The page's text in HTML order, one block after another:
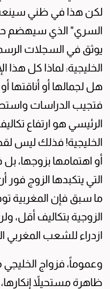
لكن هذا في ظني
السري" الذي سيهضم
يوثق في السجلات
الخليجية: لماذا كل هذا
هل لجمالها أو أناقتها
فتجيب الدراسات
الرئيسي هو ارتفاع
الخليجية! فذلك ليس
أو اهتمامها بزوجها،
التي يتكبدها الزوج فور
ما سبق فإن المغربية
الزوجية بتكاليف أقل،
ازدراء للشعب المغربي
وعموماً، فزواج الخليجي
ظاهرة مستحيلاً